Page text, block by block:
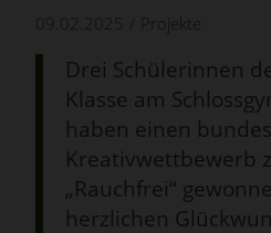
09.02.2025 Projekte
Drei Schülerinnen
Klasse am
haben einen
Kreativwettbewerb
„Rauchfrei“
herzlichen